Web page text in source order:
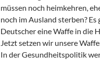
müssen noch heimkehren,
noch im Ausland sterben?
Deutscher eine Waffe in die
Jetzt setzen wir unsere
In der Gesundheitspolitik